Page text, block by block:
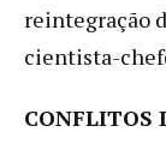
reintegração
cientista-
CONFLITOS